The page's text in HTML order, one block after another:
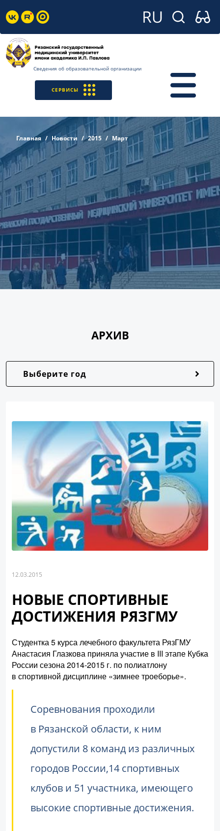
Сведения об образовательной организации
СЕРВИСЫ
Главная Новости 2015 Март
АРХИВ
Выберите год
12.03.2015
НОВЫЕ СПОРТИВНЫЕ
ДОСТИЖЕНИЯ РЯЗГМУ
Студентка 5 курса лечебного факультета РязГМУ
Анастасия Глазкова приняла участие в III этапе Кубка
России сезона 2014-2015 г. по полиатлону
в спортивной дисциплине «зимнее троеборье».
Соревнования проходили
в Рязанской области, к ним
допустили 8 команд из различных
городов России,14 спортивных
клубов и 51 участника, имеющего
высокие спортивные достижения.